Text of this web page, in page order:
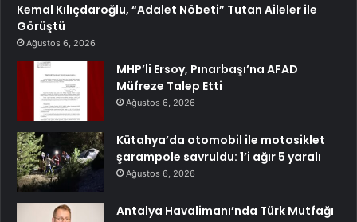
Kemal Kılıçdaroğlu, “Adalet Nöbeti” Tutan Aileler ile
Görüştü
Ağustos 6, 2026
MHP’li Ersoy, Pınarbaşı’na AFAD
Müfreze Talep Etti
Ağustos 6, 2026
Kütahya’da otomobil ile motosiklet
şarampole savruldu: 1’i ağır 5 yaralı
Ağustos 6, 2026
Antalya Havalimanı’nda Türk Mutfağı